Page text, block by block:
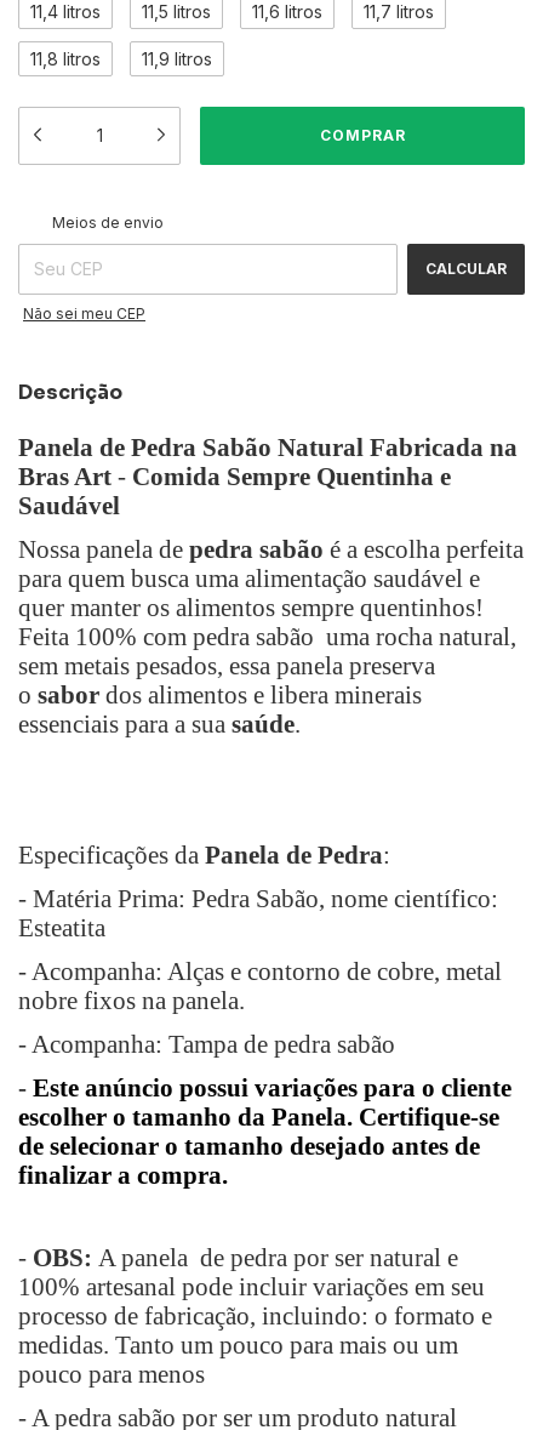
11,4 litros 11,5 litros 11,6 litros 11,7 litros
11,8 litros 11,9 litros
Entregas para o CEP:
Meios de envio
CALCULAR
Não sei meu CEP
Descrição
Panela de Pedra Sabão Natural Fabricada na
Bras Art - Comida Sempre Quentinha e
Saudável
Nossa panela de pedra sabão é a escolha perfeita
para quem busca uma alimentação saudável e
quer manter os alimentos sempre quentinhos!
Feita 100% com pedra sabão uma rocha natural,
sem metais pesados, essa panela preserva
o sabor dos alimentos e libera minerais
essenciais para a sua saúde.
Especificações da Panela de Pedra:
- Matéria Prima: Pedra Sabão, nome científico:
Esteatita
- Acompanha: Alças e contorno de cobre, metal
nobre fixos na panela.
- Acompanha: Tampa de pedra sabão
- Este anúncio possui variações para o cliente
escolher o tamanho da Panela. Certifique-se
de selecionar o tamanho desejado antes de
finalizar a compra.
- OBS: A panela de pedra por ser natural e
100% artesanal pode incluir variações em seu
processo de fabricação, incluindo: o formato e
medidas. Tanto um pouco para mais ou um
pouco para menos
- A pedra sabão por ser um produto natural